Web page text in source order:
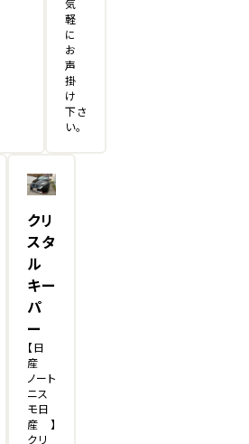
気
軽
に
お
声
掛
け
下さ
い。
クリ
スタ
ル
キー
パ
ー
【日
産
ノート
ニス
モ日
産 】
クリ